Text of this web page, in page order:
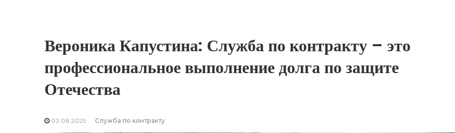
Вероника Капустина: Служба по контракту – это
профессиональное выполнение долга по защите
Отечества
03.08.2025 Служба по контракту